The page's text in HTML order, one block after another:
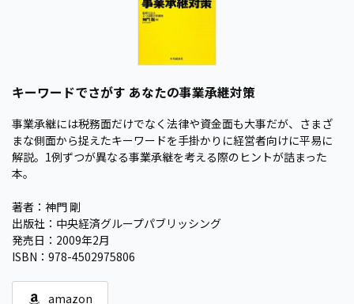
キーワードでさがす あなたの事業承継対策
事業承継には税務面だけでなく法律や資金面も大事だが、さまざ
まな側面から捉えたキーワードを手掛かりに経営者向けに平易に
解説。1例ずつが異なる事業承継を考える際のヒントが詰まった
本。
著者：神門 剛
出版社：中央経済グループパブリッシング
発売日：2009年2月
ISBN：978-4502975806
amazon